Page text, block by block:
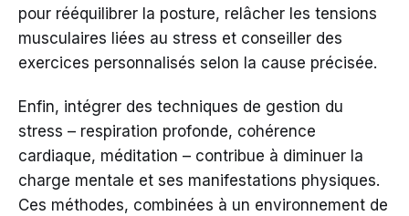
pour rééquilibrer la posture, relâcher les tensions
musculaires liées au stress et conseiller des
exercices personnalisés selon la cause précisée.
Enfin, intégrer des techniques de gestion du
stress – respiration profonde, cohérence
cardiaque, méditation – contribue à diminuer la
charge mentale et ses manifestations physiques.
Ces méthodes, combinées à un environnement de